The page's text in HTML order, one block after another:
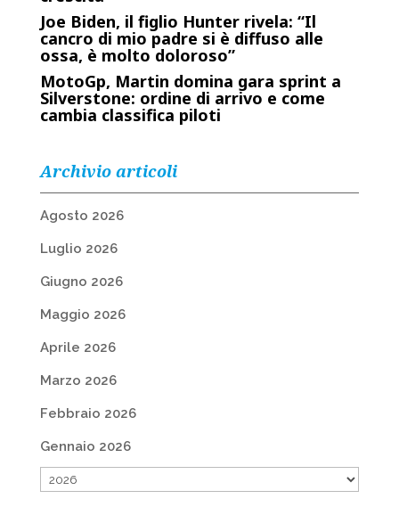
Joe Biden, il figlio Hunter rivela: “Il
cancro di mio padre si è diffuso alle
ossa, è molto doloroso”
MotoGp, Martin domina gara sprint a
Silverstone: ordine di arrivo e come
cambia classifica piloti
Archivio articoli
Agosto 2026
Luglio 2026
Giugno 2026
Maggio 2026
Aprile 2026
Marzo 2026
Febbraio 2026
Gennaio 2026